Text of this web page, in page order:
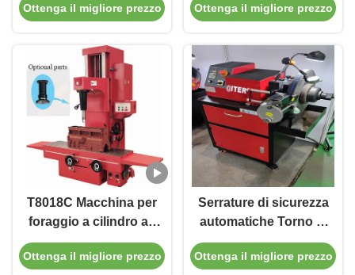
un'interfaccia facile
Ottenga il migliore prezzo
per laboratorio T2009
Ottenga il migliore prezzo
T8018C Macchina per
foraggio a cilindro ad
alta precisione per
veicoli pesanti
Ottenga il migliore prezzo
Serrature di sicurezza
automatiche Torno di
freno a disco su auto
Max. Diametro 500mm
Ottenga il migliore prezzo